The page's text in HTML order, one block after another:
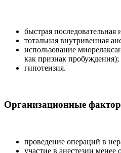
быстрая последовательная
тотальная внутривенная
использование
как признак пробуждения);
гипотензия.
Организационные
проведение операций в
участие в анестезии